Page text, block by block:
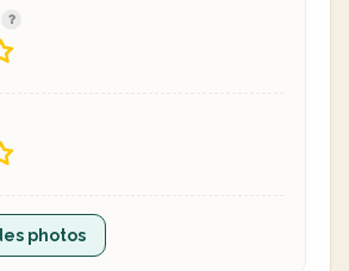
photos